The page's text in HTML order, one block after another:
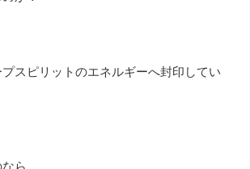
スピリットのエネルギーへ封印してい
ら、